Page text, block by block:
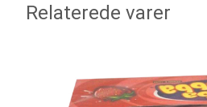
Relaterede varer